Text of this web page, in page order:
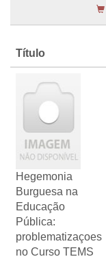
Título
Hegemonia
Burguesa na
Educação
Pública:
problematizaçoes
no Curso TEMS